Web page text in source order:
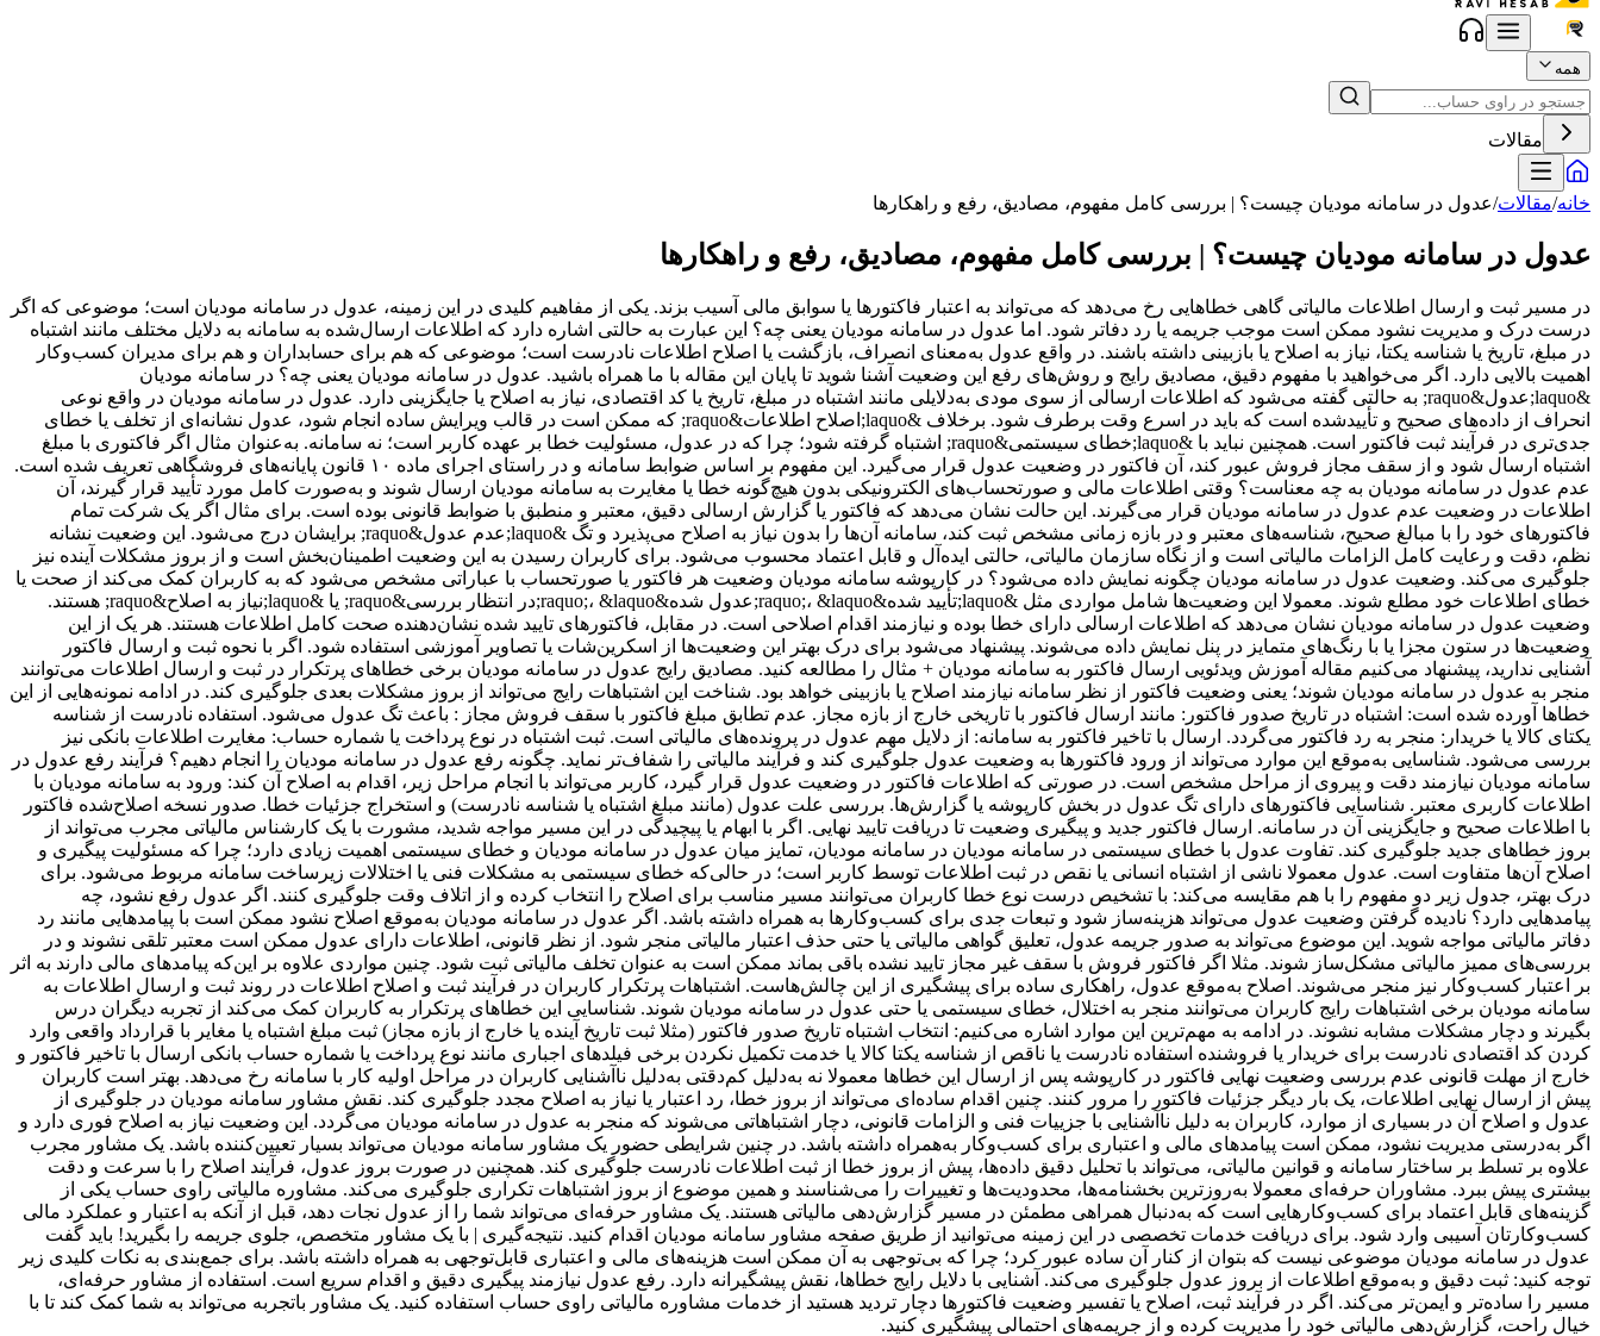
همه
مقالات
خانه/مقالات/عدول در سامانه مودیان چیست؟ | بررسی کامل مفهوم، مصادیق، رفع و راهکارها
عدول در سامانه مودیان چیست؟ | بررسی کامل مفهوم، مصادیق، رفع و راهکارها
در مسیر ثبت و ارسال اطلاعات مالیاتی گاهی خطاهایی رخ می‌دهد که می‌تواند به اعتبار فاکتورها یا سوابق مالی آسیب بزند. یکی از مفاهیم کلیدی در این زمینه، عدول در سامانه مودیان است؛ موضوعی که اگر
درست درک و مدیریت نشود ممکن است موجب جریمه یا رد دفاتر شود. اما عدول در سامانه مودیان یعنی چه؟ این عبارت به حالتی اشاره دارد که اطلاعات ارسال‌شده به سامانه به دلایل مختلف مانند اشتباه
در مبلغ، تاریخ یا شناسه یکتا، نیاز به اصلاح یا بازبینی داشته باشند. در واقع عدول به‌معنای انصراف، بازگشت یا اصلاح اطلاعات نادرست است؛ موضوعی که هم برای حسابداران و هم برای مدیران کسب‌وکار
اهمیت بالایی دارد. اگر می‌خواهید با مفهوم دقیق، مصادیق رایج و روش‌های رفع این وضعیت آشنا شوید تا پایان این مقاله با ما همراه باشید. عدول در سامانه مودیان یعنی چه؟ در سامانه مودیان
&laquo;عدول&raquo; به حالتی گفته می‌شود که اطلاعات ارسالی از سوی مودی به‌دلایلی مانند اشتباه در مبلغ، تاریخ یا کد اقتصادی، نیاز به اصلاح یا جایگزینی دارد. عدول در سامانه مودیان در واقع نوعی
انحراف از داده‌های صحیح و تأییدشده است که باید در اسرع وقت برطرف شود. برخلاف &laquo;اصلاح اطلاعات&raquo; که ممکن است در قالب ویرایش ساده انجام شود، عدول نشانه‌ای از تخلف یا خطای
جدی‌تری در فرآیند ثبت فاکتور است. همچنین نباید با &laquo;خطای سیستمی&raquo; اشتباه گرفته شود؛ چرا که در عدول، مسئولیت خطا بر عهده کاربر است؛ نه سامانه. به‌عنوان مثال اگر فاکتوری با مبلغ
اشتباه ارسال شود و از سقف مجاز فروش عبور کند، آن فاکتور در وضعیت عدول قرار می‌گیرد. این مفهوم بر اساس ضوابط سامانه و در راستای اجرای ماده ۱۰ قانون پایانه‌های فروشگاهی تعریف شده است.
عدم عدول در سامانه مودیان به چه معناست؟ وقتی اطلاعات مالی و صورتحساب‌های الکترونیکی بدون هیچ‌گونه خطا یا مغایرت به سامانه مودیان ارسال شوند و به‌صورت کامل مورد تأیید قرار گیرند، آن
اطلاعات در وضعیت عدم عدول در سامانه مودیان قرار می‌گیرند. این حالت نشان می‌دهد که فاکتور یا گزارش ارسالی دقیق، معتبر و منطبق با ضوابط قانونی بوده است. برای مثال اگر یک شرکت تمام
فاکتورهای خود را با مبالغ صحیح، شناسه‌های معتبر و در بازه زمانی مشخص ثبت کند، سامانه آن‌ها را بدون نیاز به اصلاح می‌پذیرد و تگ &laquo;عدم عدول&raquo; برایشان درج می‌شود. این وضعیت نشانه
نظم، دقت و رعایت کامل الزامات مالیاتی است و از نگاه سازمان مالیاتی، حالتی ایده‌آل و قابل اعتماد محسوب می‌شود. برای کاربران رسیدن به این وضعیت اطمینان‌بخش است و از بروز مشکلات آینده نیز
جلوگیری می‌کند. وضعیت عدول در سامانه مودیان چگونه نمایش داده می‌شود؟ در کارپوشه سامانه مودیان وضعیت هر فاکتور یا صورتحساب با عباراتی مشخص می‌شود که به کاربران کمک می‌کند از صحت یا
خطای اطلاعات خود مطلع شوند. معمولا این وضعیت‌ها شامل مواردی مثل &laquo;تأیید شده&raquo;، &laquo;عدول شده&raquo;، &laquo;در انتظار بررسی&raquo; یا &laquo;نیاز به اصلاح&raquo; هستند.
وضعیت عدول در سامانه مودیان نشان می‌دهد که اطلاعات ارسالی دارای خطا بوده و نیازمند اقدام اصلاحی است. در مقابل، فاکتورهای تایید شده نشان‌دهنده صحت کامل اطلاعات هستند. هر یک از این
وضعیت‌ها در ستون مجزا یا با رنگ‌های متمایز در پنل نمایش داده می‌شوند. پیشنهاد می‌شود برای درک بهتر این وضعیت‌ها از اسکرین‌شات یا تصاویر آموزشی استفاده شود. اگر با نحوه ثبت و ارسال فاکتور
آشنایی ندارید، پیشنهاد می‌کنیم مقاله آموزش ویدئویی ارسال فاکتور به سامانه مودیان + مثال را مطالعه کنید. مصادیق رایج عدول در سامانه مودیان برخی خطاهای پرتکرار در ثبت و ارسال اطلاعات می‌توانند
منجر به عدول در سامانه مودیان شوند؛ یعنی وضعیت فاکتور از نظر سامانه نیازمند اصلاح یا بازبینی خواهد بود. شناخت این اشتباهات رایج می‌تواند از بروز مشکلات بعدی جلوگیری کند. در ادامه نمونه‌هایی از این
خطاها آورده شده است: اشتباه در تاریخ صدور فاکتور: مانند ارسال فاکتور با تاریخی خارج از بازه مجاز. عدم تطابق مبلغ فاکتور با سقف فروش مجاز : باعث تگ عدول می‌شود. استفاده نادرست از شناسه
یکتای کالا یا خریدار: منجر به رد فاکتور می‌گردد. ارسال با تاخیر فاکتور به سامانه: از دلایل مهم عدول در پرونده‌های مالیاتی است. ثبت اشتباه در نوع پرداخت یا شماره حساب: مغایرت اطلاعات بانکی نیز
بررسی می‌شود. شناسایی به‌موقع این موارد می‌تواند از ورود فاکتورها به وضعیت عدول جلوگیری کند و فرآیند مالیاتی را شفاف‌تر نماید. چگونه رفع عدول در سامانه مودیان را انجام دهیم؟ فرآیند رفع عدول در
سامانه مودیان نیازمند دقت و پیروی از مراحل مشخص است. در صورتی که اطلاعات فاکتور در وضعیت عدول قرار گیرد، کاربر می‌تواند با انجام مراحل زیر، اقدام به اصلاح آن کند: ورود به سامانه مودیان با
اطلاعات کاربری معتبر. شناسایی فاکتورهای دارای تگ عدول در بخش کارپوشه یا گزارش‌ها. بررسی علت عدول (مانند مبلغ اشتباه یا شناسه نادرست) و استخراج جزئیات خطا. صدور نسخه اصلاح‌شده فاکتور
با اطلاعات صحیح و جایگزینی آن در سامانه. ارسال فاکتور جدید و پیگیری وضعیت تا دریافت تایید نهایی. اگر با ابهام یا پیچیدگی در این مسیر مواجه شدید، مشورت با یک کارشناس مالیاتی مجرب می‌تواند از
بروز خطاهای جدید جلوگیری کند. تفاوت عدول با خطای سیستمی در سامانه مودیان در سامانه مودیان، تمایز میان عدول در سامانه مودیان و خطای سیستمی اهمیت زیادی دارد؛ چرا که مسئولیت پیگیری و
اصلاح آن‌ها متفاوت است. عدول معمولا ناشی از اشتباه انسانی یا نقص در ثبت اطلاعات توسط کاربر است؛ در حالی‌که خطای سیستمی به مشکلات فنی یا اختلالات زیرساخت سامانه مربوط می‌شود. برای
درک بهتر، جدول زیر دو مفهوم را با هم مقایسه می‌کند: با تشخیص درست نوع خطا کاربران می‌توانند مسیر مناسب برای اصلاح را انتخاب کرده و از اتلاف وقت جلوگیری کنند. اگر عدول رفع نشود، چه
پیامدهایی دارد؟ نادیده گرفتن وضعیت عدول می‌تواند هزینه‌ساز شود و تبعات جدی برای کسب‌وکارها به همراه داشته باشد. اگر عدول در سامانه مودیان به‌موقع اصلاح نشود ممکن است با پیامدهایی مانند رد
دفاتر مالیاتی مواجه شوید. این موضوع می‌تواند به صدور جریمه عدول، تعلیق گواهی مالیاتی یا حتی حذف اعتبار مالیاتی منجر شود. از نظر قانونی، اطلاعات دارای عدول ممکن است معتبر تلقی نشوند و در
بررسی‌های ممیز مالیاتی مشکل‌ساز شوند. مثلا اگر فاکتور فروش با سقف غیر مجاز تایید نشده باقی بماند ممکن است به عنوان تخلف مالیاتی ثبت شود. چنین مواردی علاوه بر این‌که پیامدهای مالی دارند به اثر
بر اعتبار کسب‌وکار نیز منجر می‌شوند. اصلاح به‌موقع عدول، راهکاری ساده برای پیشگیری از این چالش‌هاست. اشتباهات پرتکرار کاربران در فرآیند ثبت و اصلاح اطلاعات در روند ثبت و ارسال اطلاعات به
سامانه مودیان برخی اشتباهات رایج کاربران می‌توانند منجر به اختلال، خطای سیستمی یا حتی عدول در سامانه مودیان شوند. شناسایی این خطاهای پرتکرار به کاربران کمک می‌کند از تجربه دیگران درس
بگیرند و دچار مشکلات مشابه نشوند. در ادامه به مهم‌ترین این موارد اشاره می‌کنیم: انتخاب اشتباه تاریخ صدور فاکتور (مثلا ثبت تاریخ آینده یا خارج از بازه مجاز) ثبت مبلغ اشتباه یا مغایر با قرارداد واقعی وارد
کردن کد اقتصادی نادرست برای خریدار یا فروشنده استفاده نادرست یا ناقص از شناسه یکتا کالا یا خدمت تکمیل نکردن برخی فیلدهای اجباری مانند نوع پرداخت یا شماره حساب بانکی ارسال با تاخیر فاکتور و
خارج از مهلت قانونی عدم بررسی وضعیت نهایی فاکتور در کارپوشه پس از ارسال این خطاها معمولا نه به‌دلیل کم‌دقتی به‌دلیل ناآشنایی کاربران در مراحل اولیه کار با سامانه رخ می‌دهد. بهتر است کاربران
پیش از ارسال نهایی اطلاعات، یک بار دیگر جزئیات فاکتور را مرور کنند. چنین اقدام ساده‌ای می‌تواند از بروز خطا، رد اعتبار یا نیاز به اصلاح مجدد جلوگیری کند. نقش مشاور سامانه مودیان در جلوگیری از
عدول و اصلاح آن در بسیاری از موارد، کاربران به دلیل ناآشنایی با جزییات فنی و الزامات قانونی، دچار اشتباهاتی می‌شوند که منجر به عدول در سامانه مودیان می‌گردد. این وضعیت نیاز به اصلاح فوری دارد و
اگر به‌درستی مدیریت نشود، ممکن است پیامدهای مالی و اعتباری برای کسب‌وکار به‌همراه داشته باشد. در چنین شرایطی حضور یک مشاور سامانه مودیان می‌تواند بسیار تعیین‌کننده باشد. یک مشاور مجرب
علاوه بر تسلط بر ساختار سامانه و قوانین مالیاتی، می‌تواند با تحلیل دقیق داده‌ها، پیش از بروز خطا از ثبت اطلاعات نادرست جلوگیری کند. همچنین در صورت بروز عدول، فرآیند اصلاح را با سرعت و دقت
بیشتری پیش ببرد. مشاوران حرفه‌ای معمولا به‌روزترین بخشنامه‌ها، محدودیت‌ها و تغییرات را می‌شناسند و همین موضوع از بروز اشتباهات تکراری جلوگیری می‌کند. مشاوره مالیاتی راوی حساب یکی از
گزینه‌های قابل اعتماد برای کسب‌وکارهایی است که به‌دنبال همراهی مطمئن در مسیر گزارش‌دهی مالیاتی هستند. یک مشاور حرفه‌ای می‌تواند شما را از عدول نجات دهد، قبل از آنکه به اعتبار و عملکرد مالی
کسب‌وکارتان آسیبی وارد شود. برای دریافت خدمات تخصصی در این زمینه می‌توانید از طریق صفحه مشاور سامانه مودیان اقدام کنید. نتیجه‌گیری | با یک مشاور متخصص، جلوی جریمه را بگیرید! باید گفت
عدول در سامانه مودیان موضوعی نیست که بتوان از کنار آن ساده عبور کرد؛ چرا که بی‌توجهی به آن ممکن است هزینه‌های مالی و اعتباری قابل‌توجهی به همراه داشته باشد. برای جمع‌بندی به نکات کلیدی زیر
توجه کنید: ثبت دقیق و به‌موقع اطلاعات از بروز عدول جلوگیری می‌کند. آشنایی با دلایل رایج خطاها، نقش پیشگیرانه دارد. رفع عدول نیازمند پیگیری دقیق و اقدام سریع است. استفاده از مشاور حرفه‌ای،
مسیر را ساده‌تر و ایمن‌تر می‌کند. اگر در فرآیند ثبت، اصلاح یا تفسیر وضعیت فاکتورها دچار تردید هستید از خدمات مشاوره مالیاتی راوی حساب استفاده کنید. یک مشاور باتجربه می‌تواند به شما کمک کند تا با
خیال راحت، گزارش‌دهی مالیاتی خود را مدیریت کرده و از جریمه‌های احتمالی پیشگیری کنید.